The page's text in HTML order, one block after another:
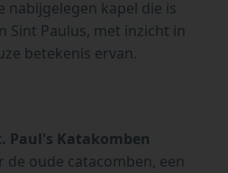
nabijgelegen kapel die is
Sint Paulus, met inzicht in
betekenis ervan.
Paul's Katakomben
de oude catacomben, een